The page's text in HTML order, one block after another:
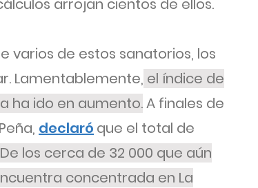
arrojan cientos de ellos.
varios de estos sanatorios, los
Lamentablemente, el índice de
ha ido en aumento.A finales de
declaró que el total de
De los cerca de 32 000 que aún
concentrada en La